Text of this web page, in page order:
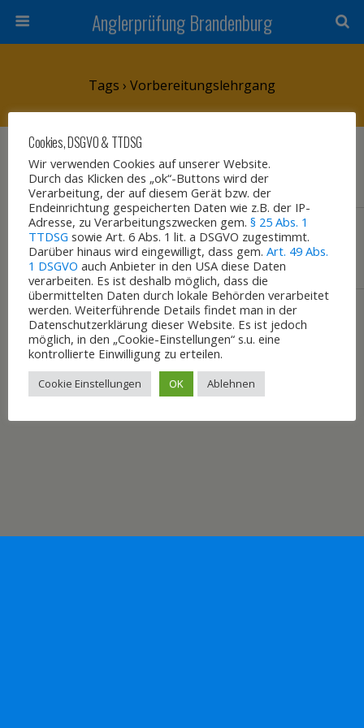
Anglerprüfung Brandenburg
Tags › Vorbereitungslehrgang
2. DEZEMBER 2015
Lehrgang
25. NOVEMBER 2015
Termine
Zum Seitenanfang
Mobil Desktop
Cookies, DSGVO & TTDSG
Wir verwenden Cookies auf unserer Website.
Durch das Klicken des „ok“-Buttons wird der
Verarbeitung, der auf diesem Gerät bzw. der
Endeinrichtung gespeicherten Daten wie z.B. der IP-
Adresse, zu Verarbeitungszwecken gem. § 25 Abs. 1
TTDSG sowie Art. 6 Abs. 1 lit. a DSGVO zugestimmt.
Darüber hinaus wird eingewilligt, dass gem. Art. 49 Abs.
1 DSGVO auch Anbieter in den USA diese Daten
verarbeiten. Es ist deshalb möglich, dass die
übermittelten Daten durch lokale Behörden verarbeitet
werden. Weiterführende Details findet man in der
Datenschutzerklärung dieser Website. Es ist jedoch
möglich, in den „Cookie-Einstellungen“ s.u. eine
kontrollierte Einwilligung zu erteilen.
Cookie Einstellungen OK Ablehnen